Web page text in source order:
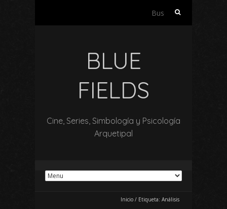
Buscar:
BLUE
FIELDS
Cine, Series, Simbología y Psicología
Arquetipal
Inicio / Etiqueta: Análisis